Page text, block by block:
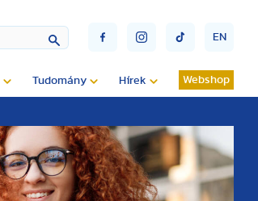
EN
Tudomány Hírek Webshop